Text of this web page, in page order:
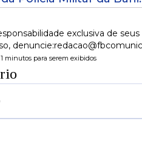
exclusiva de
minutos para serem exibidos